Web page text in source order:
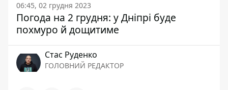
06:45, 02 грудня 2023
Погода на 2 грудня: у Дніпрі буде
похмуро й дощитиме
Стас Руденко
ГОЛОВНИЙ РЕДАКТОР